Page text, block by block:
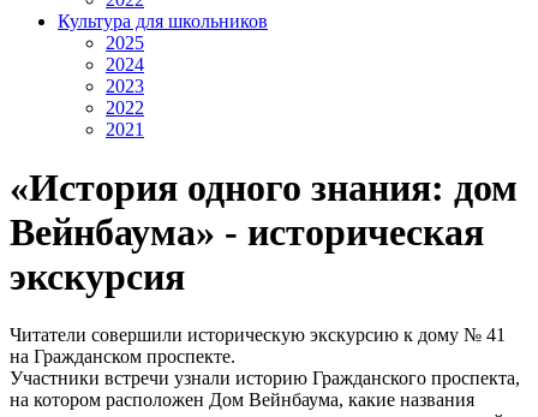
Культура для школьников
2025
2024
2023
2022
2021
«История одного знания: дом
Вейнбаума» - историческая
экскурсия
Читатели совершили историческую экскурсию к дому № 41
на Гражданском проспекте.
Участники встречи узнали историю Гражданского проспекта,
на котором расположен Дом Вейнбаума, какие названия